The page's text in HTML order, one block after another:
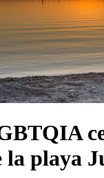
la playa